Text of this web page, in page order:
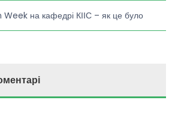
на кафедрі КІІС – як це було